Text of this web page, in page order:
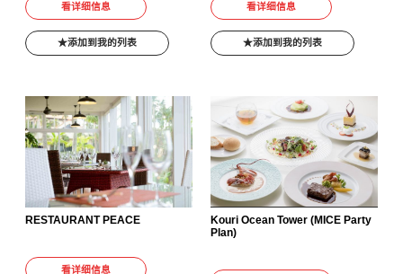
看详细信息
添加到我的列表
看详细信息
添加到我的列表
RESTAURANT PEACE
看详细信息
Kouri Ocean Tower (MICE Party
Plan)